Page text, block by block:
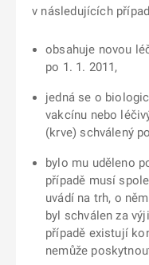
v následujících
obsahuje novou
po 1. 1. 2011,
jedná se o
vakcínu nebo
(krve) schválený
bylo mu uděleno
případě musí
uvádí na trh, o
byl schválen za
případě existují
nemůže